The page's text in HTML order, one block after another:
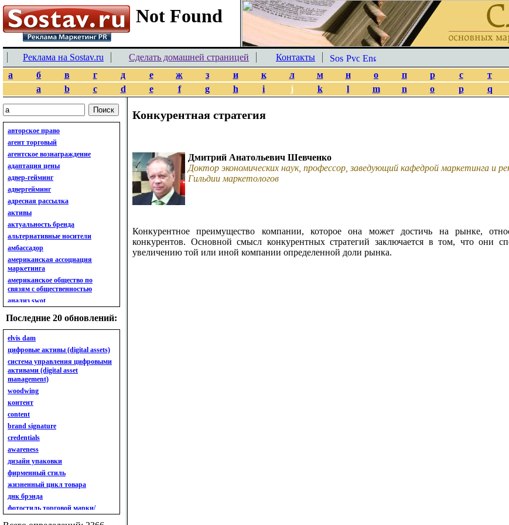
Реклама на Sostav.ru Сделать домашней страницей
Контакты
а
б в г д е ж з и к л м н о п р с т
a
b c d e f g h i j k l m n o p q
авторское право
агент торговый
агентское вознаграждение
адаптация цены
адвер-гейминг
адвергейминг
адресная рассылка
активы
актуальность бренда
альтернативные носители
амбассадор
американская ассоциация
маркетинга
американское общество по
связям с общественностью
анализ swot
анализ бизнес-портфеля
анализ имиджа
анализ кластерный
анализ конкурентов
анализ кросс-культурных
особенностей
анализ мак кинси «7s»
анализ макросистемы
анализ маркетинговый
анализ рынка
анализ ситуационный
анализ экспертный
индивидуальный
анкета
ассортимент
ассортимент товарный.
планирование товарного
ассортимента
ассортимент. глубина
Последние 20 обновлений:
elvis dam
цифровые активы (digital assets)
система управления цифровыми
активами (digital asset
management)
woodwing
контент
content
brand signature
credentials
awareness
дизайн упаковки
фирменный стиль
жизненный цикл товара
днк брэнда
фотостиль торговой марки/
линейки продукции
Конкурентная стратегия
Дмитрий Анатольевич Шевченко
Доктор экономических наук, профессор, заведующий кафедрой маркетинга и
Гильдии маркетологов
Конкурентное преимущество компании, которое она может достичь на рынке,
конкурентов. Основной смысл конкурентных стратегий заключается в том, что они
увеличению той или иной компании определенной доли рынка.